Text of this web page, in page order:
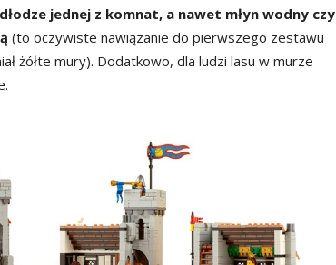
jednej z komnat, a nawet młyn wodny czy
(to oczywiste nawiązanie do pierwszego zestawu
żółte mury). Dodatkowo, dla ludzi lasu w murze